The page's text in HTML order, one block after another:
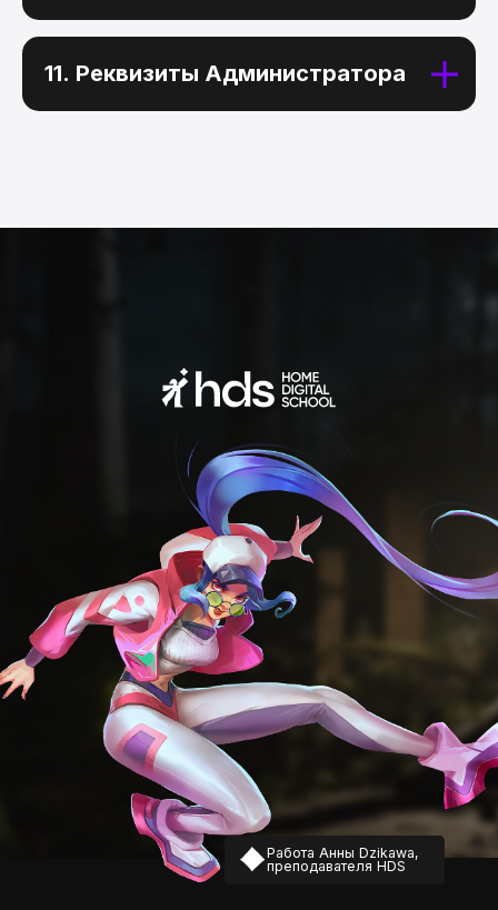
11. Реквизиты Администратора
для любых обращений, а также
для заявлений о нарушении
авторских и (или) смежных прав
Персональные данные физических лиц, включая фото- и видеоизображения,
используются на нашем сайте с согласия владельцев этих данных.
Для третьих лиц установлен запрет на любое использование персональных
данных, размещенных на нашем сайте.
Лицензия на осуществление образовательной деятельности
выдана Министерством образования и науки города Москвы,
Общество с ограниченной ответственностью «ХОУМ ДИДЖИТАЛ СКУЛ»
Сведения об организации
Политика конфиденциальности
Обработка файлов cookie
Договор оферты
Пользовательское соглашение
Подпишитесь на наши группы:
Работа Анны Dzikawa,